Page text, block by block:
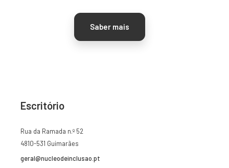
Saber mais
Escritório
Rua da Ramada n.º 52
4810-531 Guimarães
geral@nucleodeinclusao.pt